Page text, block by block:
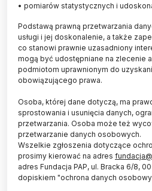
Fot. Adobe Stock
Po raz pierwszy od czterech
Panamy nie pojawiły się
składniki odżywcze wody
ostrzegają, że ta nietypowa
się na rybołówstwie i
tym regionie.
• pomiarów statystycznych i
Podstawą prawną przetwarzania
usługi i jej doskonalenie, a także
co stanowi prawnie uzasadniony
mogą być udostępniane na zlecenie
podmiotom uprawnionym do
obowiązującego prawa.
Osoba, której dane dotyczą, ma
sprostowania i usunięcia danych,
przetwarzania. Osoba może też
przetwarzanie danych osobowych.
Wszelkie zgłoszenia dotyczące
prosimy kierować na adres
adres Fundacja PAP, ul. Bracka 6/8,
dopiskiem "ochrona danych